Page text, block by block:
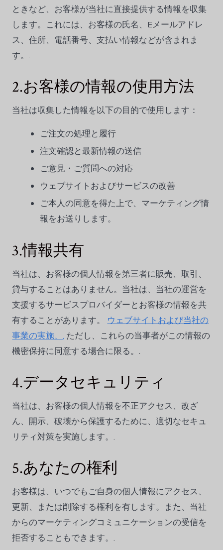
ときなど、お客様が当社に直接提供する情報を収集
します。これには、お客様の氏名、Eメールアドレ
ス、住所、電話番号、支払い情報などが含まれま
す。.
2.お客様の情報の使用方法
当社は収集した情報を以下の目的で使用します：
ご注文の処理と履行
注文確認と最新情報の送信
ご意見・ご質問への対応
ウェブサイトおよびサービスの改善
ご本人の同意を得た上で、マーケティング情
報をお送りします。
3.情報共有
当社は、お客様の個人情報を第三者に販売、取引、
貸与することはありません。当社は、当社の運営を
支援するサービスプロバイダーとお客様の情報を共
有することがあります。 ウェブサイトおよび当社の
事業の実施、, ただし、これらの当事者がこの情報の
機密保持に同意する場合に限る。.
4.データセキュリティ
当社は、お客様の個人情報を不正アクセス、改ざ
ん、開示、破壊から保護するために、適切なセキュ
リティ対策を実施します。.
5.あなたの権利
お客様は、いつでもご自身の個人情報にアクセス、
更新、または削除する権利を有します。また、当社
からのマーケティングコミュニケーションの受信を
拒否することもできます。.
Русский
Tiếng Việt
हिन्दी